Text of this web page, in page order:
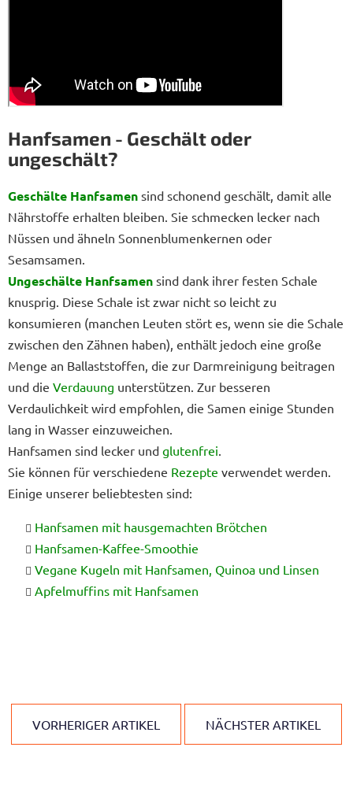
Hanfsamen - Geschält oder
ungeschält?
Geschälte Hanfsamen sind schonend geschält, damit alle
Nährstoffe erhalten bleiben. Sie schmecken lecker nach
Nüssen und ähneln Sonnenblumenkernen oder
Sesamsamen.
Ungeschälte Hanfsamen sind dank ihrer festen Schale
knusprig. Diese Schale ist zwar nicht so leicht zu
konsumieren (manchen Leuten stört es, wenn sie die Schale
zwischen den Zähnen haben), enthält jedoch eine große
Menge an Ballaststoffen, die zur Darmreinigung beitragen
und die Verdauung unterstützen. Zur besseren
Verdaulichkeit wird empfohlen, die Samen einige Stunden
lang in Wasser einzuweichen.
Hanfsamen sind lecker und glutenfrei
Sie können für verschiedene Rezepte verwendet werden.
Einige unserer beliebtesten sind:
Hanfsamen mit hausgemachten Brötchen
Hanfsamen-Kaffee-Smoothie
Vegane Kugeln mit Hanfsamen, Quinoa und Linsen
Apfelmuffins mit Hanfsamen
VORHERIGER ARTIKEL NÄCHSTER ARTIKEL